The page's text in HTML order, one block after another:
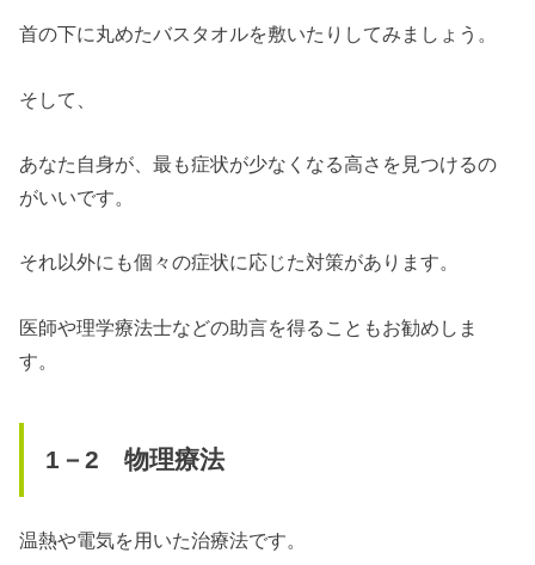
首の下に丸めたバスタオルを敷いたりしてみましょう。
そして、
あなた自身が、最も症状が少なくなる高さを見つけるの
がいいです。
それ以外にも個々の症状に応じた対策があります。
医師や理学療法士などの助言を得ることもお勧めしま
す。
1－2 物理療法
温熱や電気を用いた治療法です。